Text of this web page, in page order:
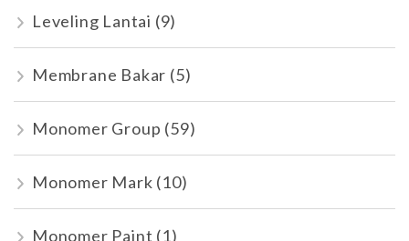
Leveling Lantai (9)
Membrane Bakar (5)
Monomer Group (59)
Monomer Mark (10)
Monomer Paint (1)